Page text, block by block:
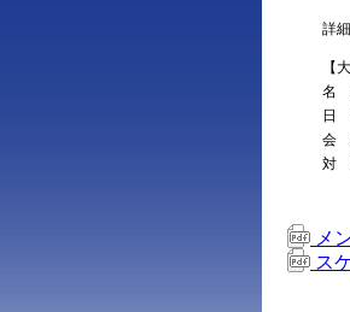
詳
【
名
日
会
対
メ
ス